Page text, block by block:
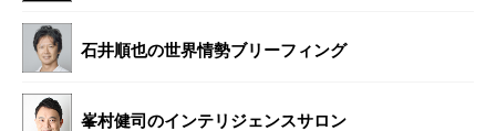
石井順也の世界情勢ブリーフィング
峯村健司のインテリジェンスサロン